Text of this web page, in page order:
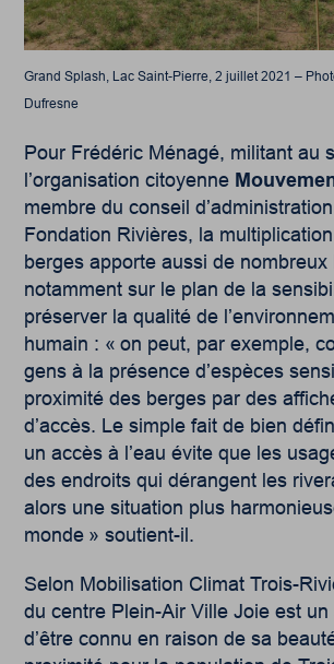
Grand Splash, Lac Saint-Pierre, 2 juillet 2021 –
Dufresne
Pour Frédéric Ménagé, militant au
l’organisation citoyenne
membre du conseil
Fondation Rivières, la
berges apporte aussi de nombreux
notamment sur le plan de la
préserver la qualité de
humain : « on peut, par exemple,
gens à la présence d’espèces
proximité des berges par des
d’accès. Le simple fait de bien
un accès à l’eau évite que les
des endroits qui dérangent les
alors une situation plus
monde » soutient-il.
Selon Mobilisation Climat Trois-
du centre Plein-Air Ville Joie est
d’être connu en raison de sa